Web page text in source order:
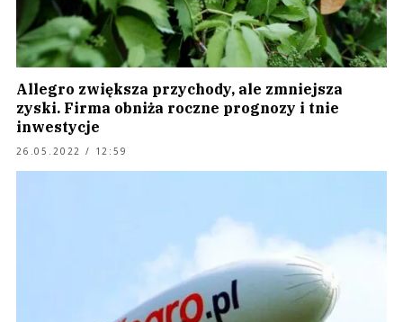
Allegro zwiększa przychody, ale zmniejsza
zyski. Firma obniża roczne prognozy i tnie
inwestycje
26.05.2022 / 12:59